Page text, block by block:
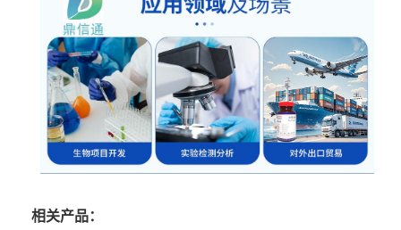
相关产品：